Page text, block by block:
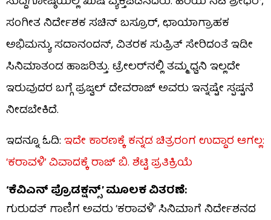
ಸಂಗೀತ ನಿರ್ದೇಶಕ ಸಚಿನ್ ಬಸ್ರೂರ್, ಛಾಯಾಗ್ರಾಹಕ
ಅಭಿಮನ್ಯು ಸದಾನಂದನ್, ವಿತರಕ ಸುಪ್ರಿತ್ ಸೇರಿದಂತೆ ಇಡೀ
ಸಿನಿಮಾತಂಡ ಹಾಜರಿತ್ತು. ಟ್ರೇಲರ್​ನಲ್ಲಿ ತಮ್ಮ ಧ್ವನಿ ಇಲ್ಲದೇ
ಇರುವುದರ ಬಗ್ಗೆ ಪ್ರಜ್ವಲ್ ದೇವರಾಜ್ ಅವರು ಇನ್ನಷ್ಟೇ ಸ್ಪಷ್ಟನೆ
ನೀಡಬೇಕಿದೆ.
ಇದನ್ನೂ ಓದಿ:ಇದೇ ಕಾರಣಕ್ಕೆ ಕನ್ನಡ ಚಿತ್ರರಂಗ ಉದ್ದಾರ ಆಗಲ್ಲ:
‘ಕರಾವಳಿ’ ವಿವಾದಕ್ಕೆ ರಾಜ್ ಬಿ. ಶೆಟ್ಟಿ ಪ್ರತಿಕ್ರಿಯೆ
‘ಕೆವಿಎನ್ ಪ್ರೊಡಕ್ಷನ್ಸ್’ ಮೂಲಕ ವಿತರಣೆ:
ಗುರುದತ್ ಗಾಣಿಗ ಅವರು ‘ಕರಾವಳಿ’ ಸಿನಿಮಾಗೆ ನಿರ್ದೇಶನದ